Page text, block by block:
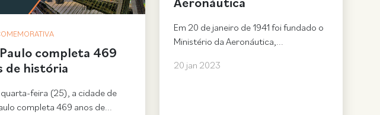
completa 469
de história
quarta-feira (25), a cidade de
completa 469 anos de...
Aeronáutica
Em 20 de janeiro de 1941 foi fundado o
Ministério da Aeronáutica,...
20 jan 2023